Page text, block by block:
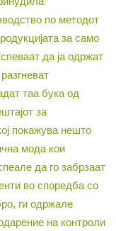
по методот
за само
да ја одржат
таа бука од
за
покажува нешто
мода кои
да го забрзаат
во споредба со
ги одржале
на контроли